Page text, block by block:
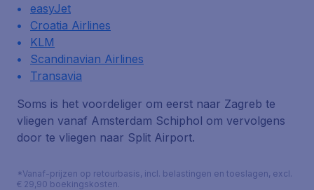
easyJet
Croatia Airlines
KLM
Scandinavian Airlines
Transavia
Soms is het voordeliger om eerst naar Zagreb te
vliegen vanaf Amsterdam Schiphol om vervolgens
door te vliegen naar Split Airport.
*Vanaf-prijzen op retourbasis, incl. belastingen en toeslagen, excl.
€ 29,90 boekingskosten.